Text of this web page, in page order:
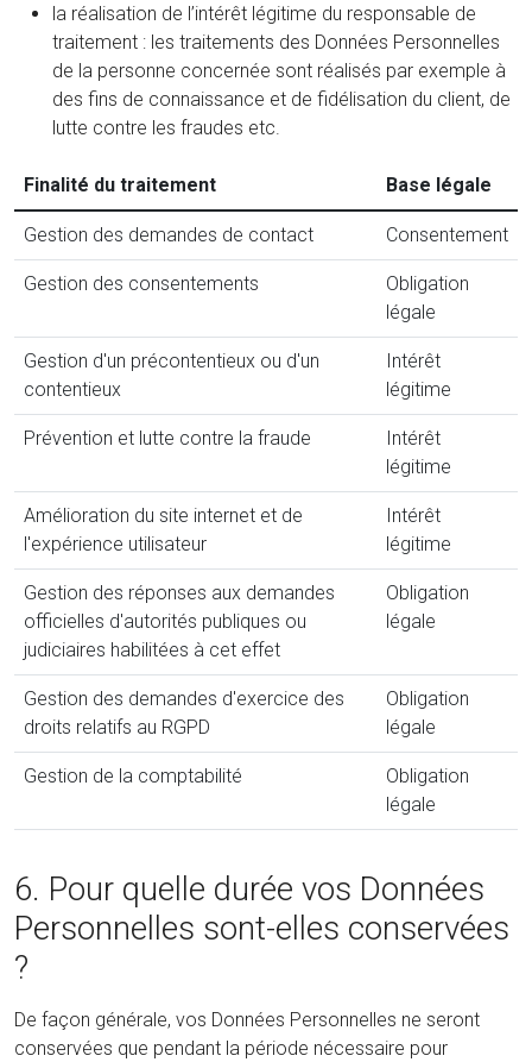
la réalisation de l’intérêt légitime du responsable de
traitement : les traitements des Données Personnelles
de la personne concernée sont réalisés par exemple à
des fins de connaissance et de fidélisation du client, de
lutte contre les fraudes etc.
Finalité du traitement Base légale
Gestion des demandes de contact Consentement
Gestion des consentements
Obligation
légale
Gestion d'un précontentieux ou d'un
contentieux
Intérêt
légitime
Prévention et lutte contre la fraude
Intérêt
légitime
Amélioration du site internet et de
l'expérience utilisateur
Intérêt
légitime
Gestion des réponses aux demandes
officielles d'autorités publiques ou
judiciaires habilitées à cet effet
Obligation
légale
Gestion des demandes d'exercice des
droits relatifs au RGPD
Obligation
légale
Gestion de la comptabilité
Obligation
légale
6. Pour quelle durée vos Données
Personnelles sont-elles conservées
?
De façon générale, vos Données Personnelles ne seront
conservées que pendant la période nécessaire pour